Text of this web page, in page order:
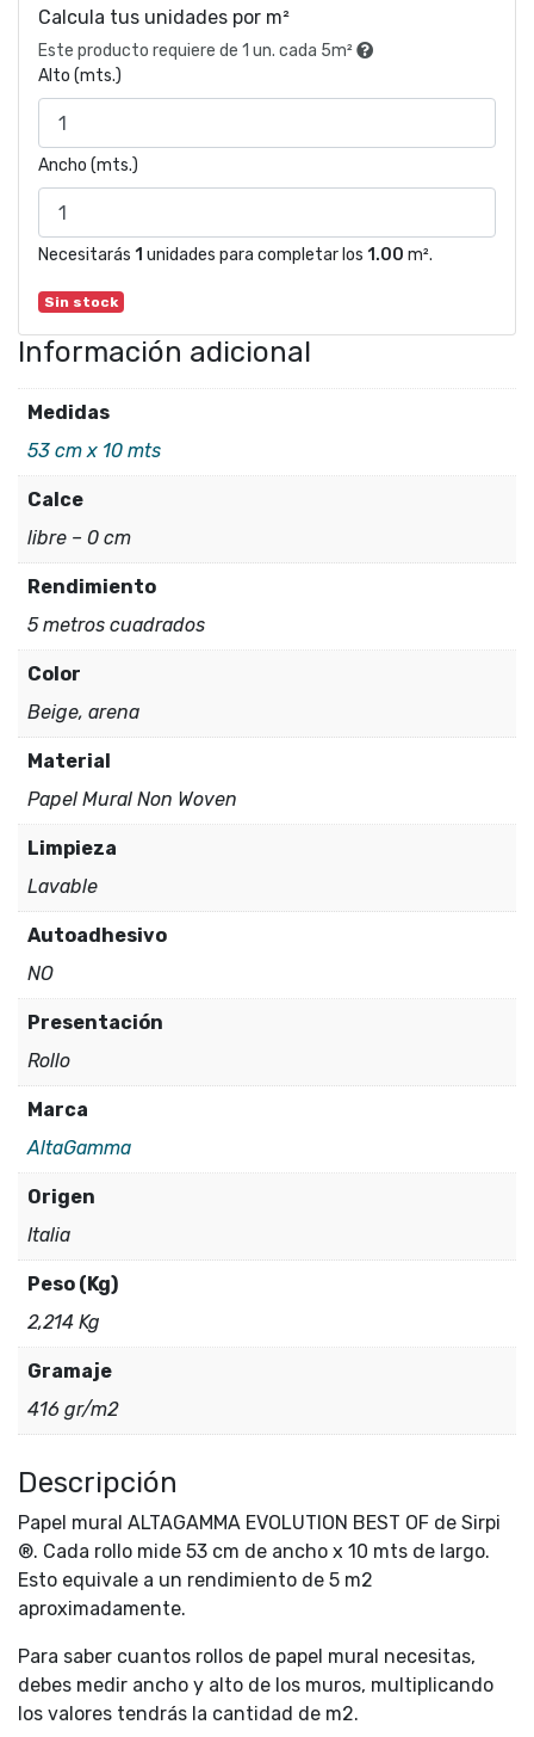
original
era:
actual
es:
Calcula tus unidades por m²
Este producto requiere de 1 un. cada 5m²
Alto (mts.)
Ancho (mts.)
Necesitarás 1 unidades para completar los 1.00 m².
Sin stock
Información adicional
Medidas
53 cm x 10 mts
Calce
libre – 0 cm
Rendimiento
5 metros cuadrados
Color
Beige, arena
Material
Papel Mural Non Woven
Limpieza
Lavable
Autoadhesivo
NO
Presentación
Rollo
Marca
AltaGamma
Origen
Italia
Peso (Kg)
2,214 Kg
Gramaje
416 gr/m2
Descripción
Papel mural ALTAGAMMA EVOLUTION BEST OF de Sirpi
®. Cada rollo mide 53 cm de ancho x 10 mts de largo.
Esto equivale a un rendimiento de 5 m2
aproximadamente.
Para saber cuantos rollos de papel mural necesitas,
debes medir ancho y alto de los muros, multiplicando
los valores tendrás la cantidad de m2.